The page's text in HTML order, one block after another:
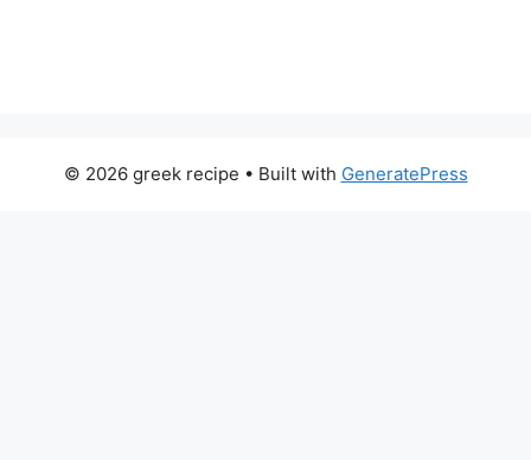
© 2026 greek recipe • Built with GeneratePress